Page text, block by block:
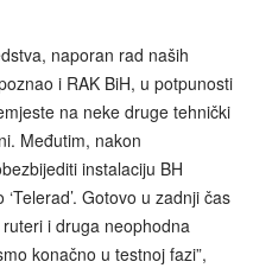
naporan rad naših
i RAK BiH, u potpunosti
na neke druge tehnički
Međutim, nakon
instalaciju BH
Gotovo u zadnji čas
i druga neophodna
konačno u testnoj fazi”,